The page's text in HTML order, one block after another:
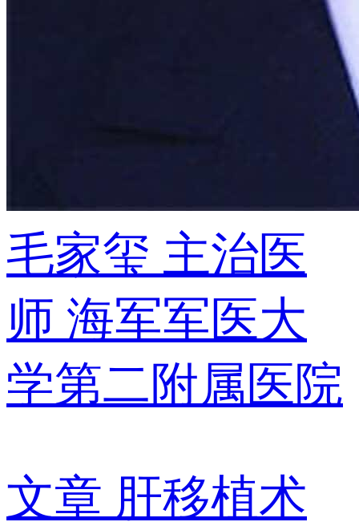
毛家玺 主治医
师 海军军医大
学第二附属医院
文章 肝移植术